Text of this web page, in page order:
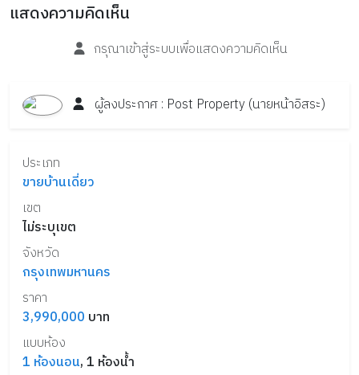
แสดงความคิดเห็น
กรุณาเข้าสู่ระบบเพื่อแสดงความคิดเห็น
ผู้ลงประกาศ : Post Property(นายหน้าอิสระ)
ประเภท
ขายบ้านเดี่ยว
เขต
ไม่ระบุเขต
จังหวัด
กรุงเทพมหานคร
ราคา
3,990,000 บาท
แบบห้อง
1 ห้องนอน,1 ห้องน้ำ